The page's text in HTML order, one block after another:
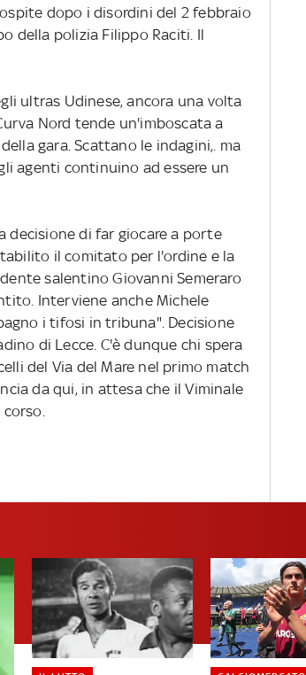
dopo i disordini del 2 febbraio
della polizia Filippo Raciti. Il
ultras Udinese, ancora una volta
Nord tende un'imboscata a
gara. Scattano le indagini,. ma
agenti continuino ad essere un
decisione di far giocare a porte
il comitato per l'ordine e la
salentino Giovanni Semeraro
Interviene anche Michele
i tifosi in tribuna". Decisione
di Lecce. C'è dunque chi spera
del Via del Mare nel primo match
da qui, in attesa che il Viminale